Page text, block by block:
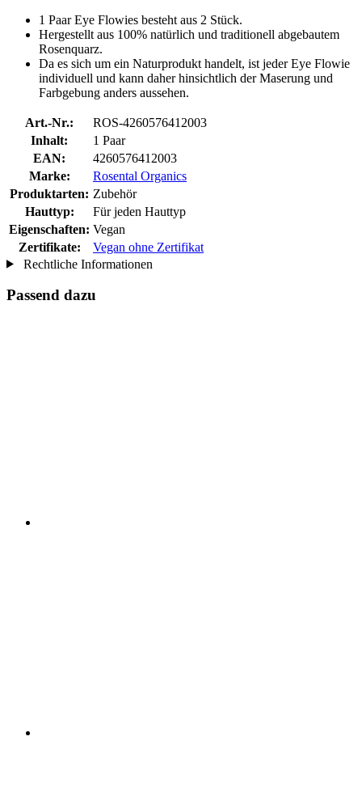
1 Paar Eye Flowies besteht aus 2 Stück.
Hergestellt aus 100% natürlich und traditionell abgebautem
Rosenquarz.
Da es sich um ein Naturprodukt handelt, ist jeder Eye Flowie
individuell und kann daher hinsichtlich der Maserung und
Farbgebung anders aussehen.
Art.-Nr.:
ROS-4260576412003
Inhalt:
1 Paar
EAN:
4260576412003
Marke:
Rosental Organics
Produktarten: Zubehör
Hauttyp:
Für jeden Hauttyp
Eigenschaften: Vegan
Zertifikate:
Vegan ohne Zertifikat
Rechtliche Informationen
Passend dazu